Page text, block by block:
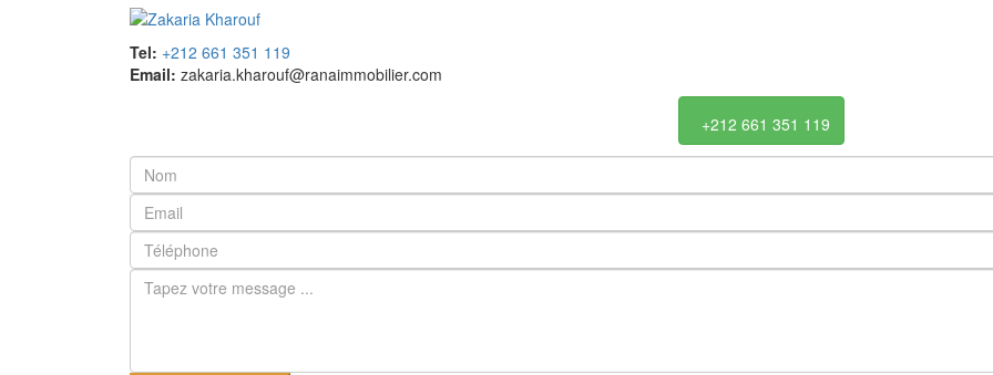
Tel: +212 661 351 119
Email: zakaria.kharouf@ranaimmobilier.com
+212 661 351 119